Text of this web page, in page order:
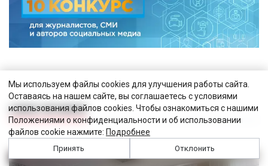
САМОЕ ЧИТАЕМОЕ
Мы используем файлы cookies для улучшения работы сайта.
Оставаясь на нашем сайте, вы соглашаетесь с условиями
использования файлов cookies. Чтобы ознакомиться с нашими
Положениями о конфиденциальности и об использовании
файлов cookie нажмите: Подробнее
Принять Отклонить